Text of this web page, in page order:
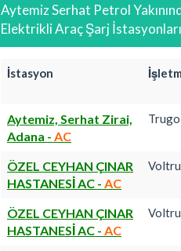
Aytemiz Serhat Petrol
Elektrikli Araç Şarj İstasyonları
İstasyon
Aytemiz, Serhat Zirai,
Adana - AC
Trugo
ÖZEL CEYHAN ÇINAR
HASTANESİ AC - AC
ÖZEL CEYHAN ÇINAR
HASTANESİ AC - AC